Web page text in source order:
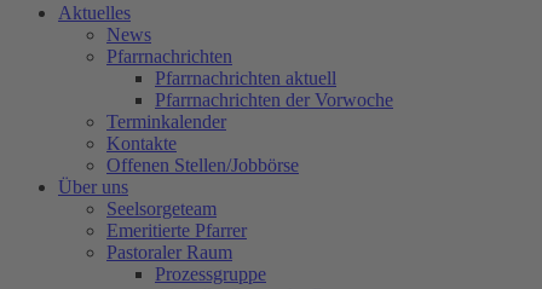
Aktuelles
News
Pfarrnachrichten
Pfarrnachrichten aktuell
Pfarrnachrichten der Vorwoche
Terminkalender
Kontakte
Offenen Stellen/Jobbörse
Über uns
Seelsorgeteam
Emeritierte Pfarrer
Pastoraler Raum
Prozessgruppe